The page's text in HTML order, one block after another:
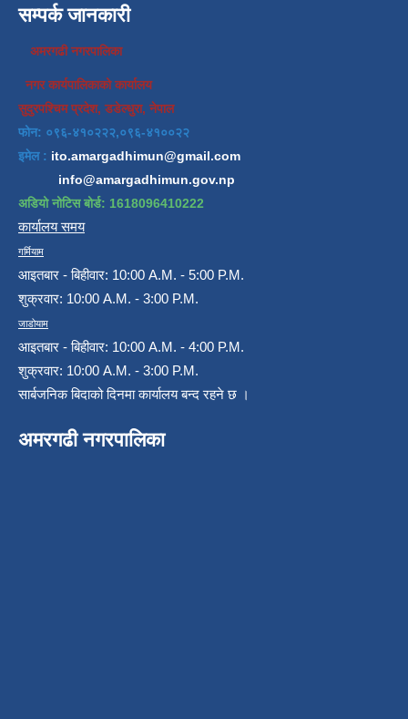
सम्पर्क जानकारी
अमरगढी नगरपालिका
नगर कार्यपालिकाको कार्यालय
सुदुरपश्चिम प्रदेश, डडेल्धुरा, नेपाल
फोन: ०९६-४१०२२२,०९६-४१००२२
इमेल : ito.amargadhimun@gmail.com
info@amargadhimun.gov.np
अडियो नोटिस बोर्ड: 1618096410222
कार्यालय समय
गर्मियाम
आइतबार - बिहीवार: 10:00 A.M. - 5:00 P.M.
शुक्रवार: 10:00 A.M. - 3:00 P.M.
जाडोयाम
आइतबार - बिहीवार: 10:00 A.M. - 4:00 P.M.
शुक्रवार: 10:00 A.M. - 3:00 P.M.
सार्बजनिक बिदाको दिनमा कार्यालय बन्द रहने छ ।
अमरगढी नगरपालिका